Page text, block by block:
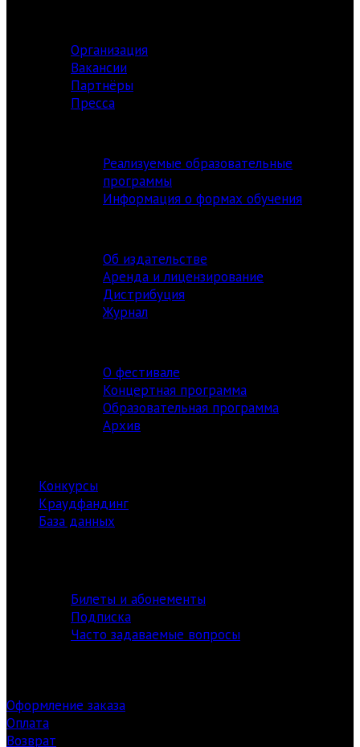
Организация
Вакансии
Партнёры
Пресса
Реализуемые образовательные
программы
Информация о формах обучения
Об издательстве
Аренда и лицензирование
Дистрибуция
Журнал
О фестивале
Концертная программа
Образовательная программа
Архив
Конкурсы
Краудфандинг
База данных
Билеты и абонементы
Подписка
Часто задаваемые вопросы
Оформление заказа
Оплата
Возврат